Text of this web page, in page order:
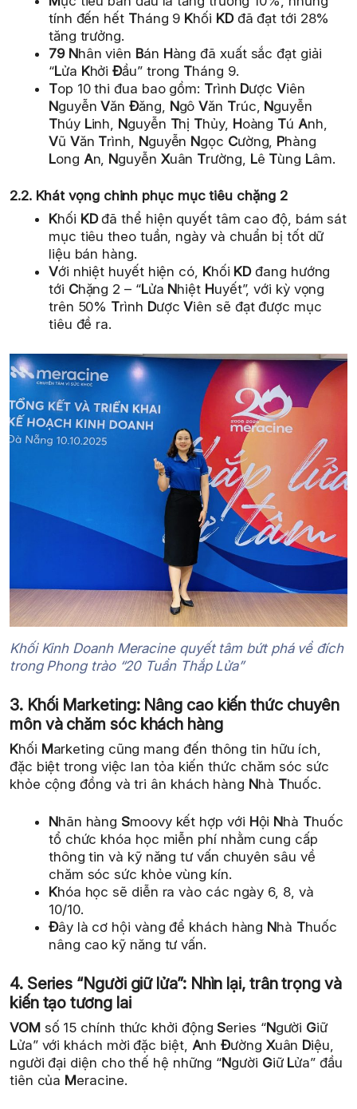
tính đến hết Tháng 9 Khối KDđã đạt tới 28%
tăng trưởng.
79 Nhân viên Bán Hàng đã xuất sắc đạt giải
“Lửa KhởiĐầu” trong Tháng 9.
Top 10 thi đua bao gồm: Trình DượcViên
NguyễnVănĐăng, NgôVăn Trúc, Nguyễn
Thúy Linh, Nguyễn Thị Thủy, Hoàng Tú Anh,
Vũ Văn Trình, Nguyễn Ngọc Cường, Phàng
Long An, Nguyễn Xuân Trường, Lê Tùng Lâm.
2.2. Khát vọng chinh phục mục tiêu chặng 2
Khối KDđã thể hiện quyết tâm cao độ, bám sát
mục tiêu theo tuần, ngày và chuẩn bị tốt dữ
liệu bán hàng.
Với nhiệt huyết hiện có, Khối KDđang hướng
tới Chặng 2 – “Lửa Nhiệt Huyết”, với kỳ vọng
trên 50% Trình DượcViên sẽ đạt được mục
tiêu đề ra.
Khối Kinh Doanh Meracine quyết tâm bứt phá về đích
trong Phong trào “20 Tuần Thắp Lửa”
3. Khối Marketing: Nâng cao kiến thức chuyên
môn và chăm sóc khách hàng
Khối Marketing cũng mang đến thông tin hữu ích,
đặc biệt trong việc lan tỏa kiến thức chăm sóc sức
khỏe cộng đồng và tri ân khách hàng Nhà Thuốc.
Nhãn hàng Smoovy kết hợp với Hội Nhà Thuốc
tổ chức khóa học miễn phí nhằm cung cấp
thông tin và kỹ năng tư vấn chuyên sâu về
chăm sóc sức khỏe vùng kín.
Khóa học sẽ diễn ra vào các ngày 6, 8, và
10/10.
Đây là cơ hội vàng để khách hàng Nhà Thuốc
nâng cao kỹ năng tư vấn.
4. Series “Người giữ lửa”: Nhìn lại, trân trọng và
kiến tạo tương lai
VOMsố 15 chính thức khởi động Series “Người Giữ
Lửa” với khách mời đặc biệt, AnhĐường Xuân Diệu,
người đại diện cho thế hệ những “Người Giữ Lửa” đầu
tiên của Meracine.